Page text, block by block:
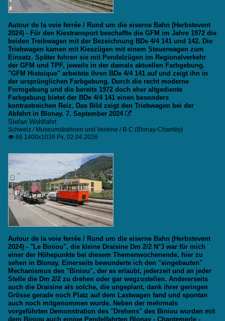
Autour de la voie ferrée / Rund um die eiserne Bahn (Herbstevent
2024) - Für den Kiestransport beschaffte die GFM im Jahre 1972 die
beiden Treibwagen mit der Bezeichnung BDe 4/4 141 und 142. Die
Triebwagen kamen mit Kieszügen mit einem Steuerwagen zum
Einsatz. Später fuhren sie mit Pendelzügen im Regionalverkehr
der GFM und TPF, jeweils in der damals aktuellen Farbgebung.
"GFM Histoique" arbeitete ihren BDe 4/4 141 auf und zeigt ihn in
der ursprünglichen Farbgebung. Durch die recht moderne
Formgebung und die bereits 1972 doch eher altgediente
Farbgebung bietet der BDe 4/4 141 einen besonders
kontrastreichen Reiz. Das Bild zeigt den Triebwagen bei der
Abfahrt in Blonay. 7. September 2024 
Stefan Wohlfahrt
Schweiz / Museumsbahnen und Vereine / B-C (Blonay-Chamby)
 66 1400x1039 Px, 02.04.2026
Autour de la voie ferrée / Rund um die eiserne Bahn (Herbstevent
2024) - "Le Biniou", die kleine Draisine Dm 2/2 N°3 war für mich
einer der Höhepunkte bei diesem Themenwochenende, hier zu
sehen in Blonay. Einerseits bewunderte ich den "eingebauten"
Mechanismus des "Biniou", der es erlaubt, jederzeit und an jeder
Stelle die Dm 2/2 zu drehen oder gar wegzustellen. Andererseits
auch die Draisine als solche, die ungeplant, dank ihrer geringen
Grösse gerade noch Platz auf dem Lastwagen fand und spontan
auch noch mitgenommen wurde. Neben der mehrmals
vorgeführten Demonstration des "Drehens" des Biniou wurden mit
dem Biniou auch einige Pendelfahrten Blonay - Chantemerle -